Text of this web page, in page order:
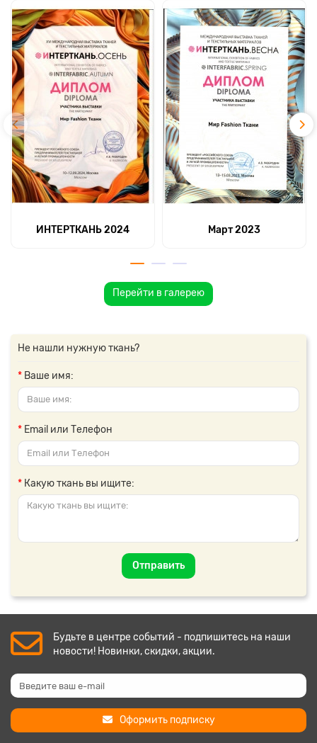
ИНТЕРТКАНЬ 2024 Март 2023
Перейти в галерею
Не нашли нужную ткань?
Ваше имя:
Email или Телефон
Какую ткань вы ищите:
Отправить
Будьте в центре событий - подпишитесь на наши
новости! Новинки, скидки, акции.
Оформить подписку